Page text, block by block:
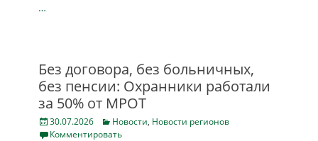
…
Без договора, без больничных,
без пенсии: Охранники работали
за 50% от МРОТ
Posted
on
30.07.2026 Categories
Новости, Новости регионов
Комментировать